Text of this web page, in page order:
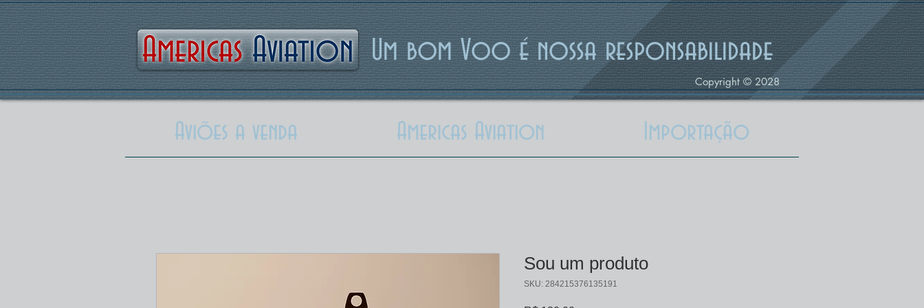
Copyright © 2028
Americas Aviation Um bom Voo é nossa responsabilidade
Sou um produto
SKU: 284215376135191
Aviões a venda Americas Aviation Importação